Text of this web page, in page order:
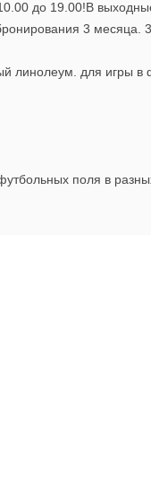
до 19.00!В
3 месяца.
линолеум. для игры в
поля в